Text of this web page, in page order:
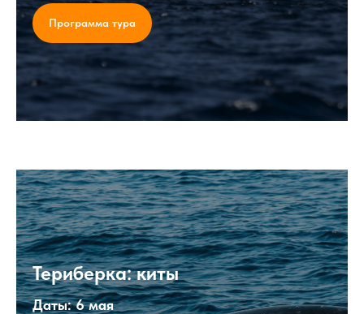
Программа тура
Териберка: киты
Даты:6 мая